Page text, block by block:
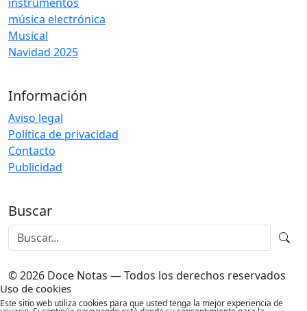
instrumentos
música electrónica
Musical
Navidad 2025
Información
Aviso legal
Política de privacidad
Contacto
Publicidad
Buscar
© 2026 Doce Notas — Todos los derechos reservados
Uso de cookies
Este sitio web utiliza cookies para que usted tenga la mejor experiencia de